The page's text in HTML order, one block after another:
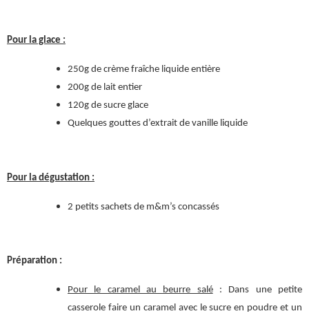
Pour la glace :
250g de crème fraîche liquide entière
200g de lait entier
120g de sucre glace
Quelques gouttes d’extrait de vanille liquide
Pour la dégustation :
2 petits sachets de m&m’s concassés
Préparation :
Pour le caramel au beurre salé: Dans une petite
casserole faire un caramel avec le sucre en poudre et un